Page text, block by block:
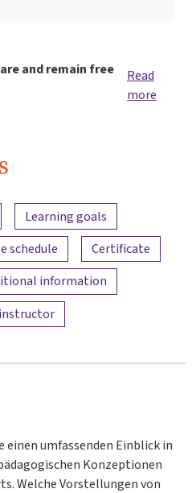
and remain free
Read
more
Learning goals
schedule
Certificate
information
einen umfassenden Einblick in
Konzeptionen
Welche Vorstellungen von